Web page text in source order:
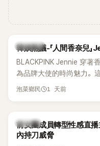
熱議討論
韓娛熱議-「人間香奈兒
BLACKPINK Jennie 穿著
為品牌大使的時尚魅力。
細節，完美襯托出 Jennie
泡菜鄉民 1 天前
K-POP
前女團成員轉型性感直
內持刀威脅